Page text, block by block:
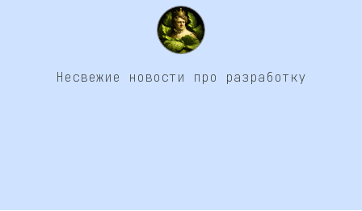
Несвежие новости про разработку